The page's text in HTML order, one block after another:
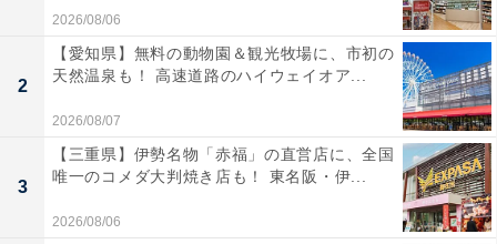
2026/08/06
2
【愛知県】無料の動物園＆観光牧場に、市初の
天然温泉も！ 高速道路のハイウェイオア...
2026/08/07
3
【三重県】伊勢名物「赤福」の直営店に、全国
唯一のコメダ大判焼き店も！ 東名阪・伊...
2026/08/06